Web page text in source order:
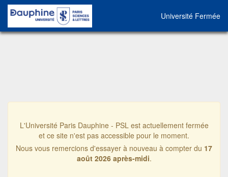
Université Fermée
L'Université Paris Dauphine - PSL est actuellement fermée
et ce site n'est pas accessible pour le moment.
Nous vous remercions d'essayer à nouveau à compter du 17
août 2026 après-midi.